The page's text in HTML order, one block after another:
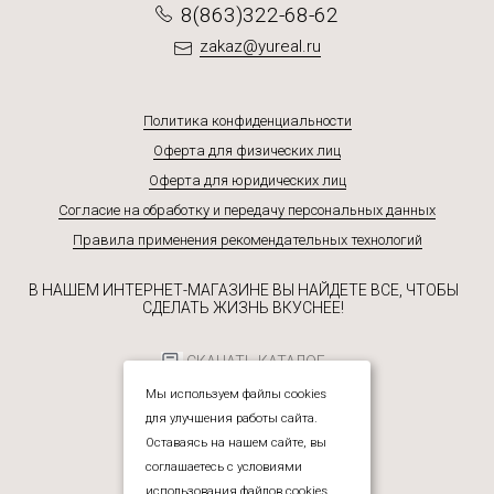
8(863)322-68-62
zakaz@yureal.ru
Политика конфиденциальности
Оферта для физических лиц
Оферта для юридических лиц
Согласие на обработку и передачу персональных данных
Правила применения рекомендательных технологий
В НАШЕМ ИНТЕРНЕТ-МАГАЗИНЕ ВЫ НАЙДЕТЕ ВСЕ, ЧТОБЫ
СДЕЛАТЬ ЖИЗНЬ ВКУСНЕЕ!
СКАЧАТЬ КАТАЛОГ
Мы используем файлы cookies
для улучшения работы сайта.
Оставаясь на нашем сайте, вы
соглашаетесь с условиями